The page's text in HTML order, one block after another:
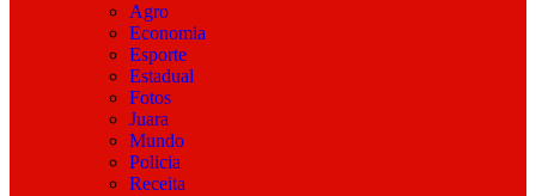
Agro
Economia
Esporte
Estadual
Fotos
Juara
Mundo
Policia
Receita